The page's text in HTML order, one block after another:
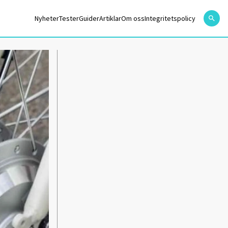
NyheterTesterGuiderArtiklarOm ossIntegritetspolicy